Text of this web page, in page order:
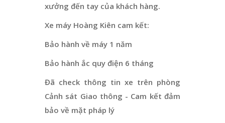
xưởng đến tay của khách hàng.
Xe máy Hoàng Kiên cam kết:
Bảo hành về máy 1 năm
Bảo hành ắc quy điện 6 tháng
Đã check thông tin xe trên phòng
Cảnh sát Giao thông - Cam kết đảm
bảo về mặt pháp lý